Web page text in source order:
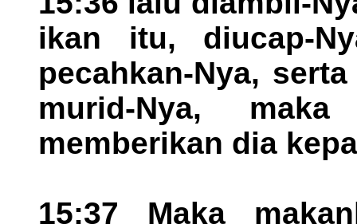
ikan itu, diucap-
pecahkan-Nya,
murid-Nya,
memberikan dia
15:37 Maka